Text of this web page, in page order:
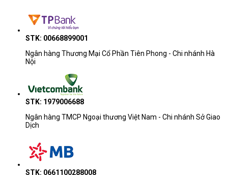
STK: 00668899001
Ngân hàng Thương Mại Cổ Phần Tiên Phong - Chi nhánh Hà
Nội
STK: 1979006688
Ngân hàng TMCP Ngoại thương Việt Nam - Chi nhánh Sở Giao
Dịch
STK: 0661100288008